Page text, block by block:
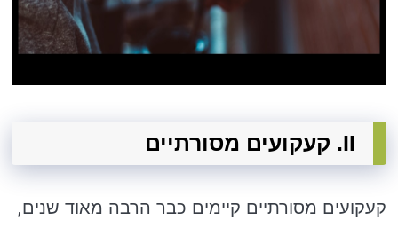
II. קעקועים מסורתיים
קעקועים מסורתיים קיימים כבר הרבה מאוד שנים,